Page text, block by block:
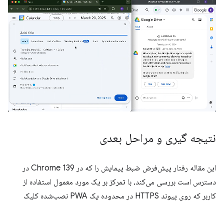
نتیجه گیری و مراحل بعدی
این مقاله رفتار پیش‌فرض ضبط پیمایش را که در Chrome 139 در
دسترس است بررسی می‌کند، با تمرکز بر یک مورد معمول استفاده از
کاربر که روی پیوند HTTPS در محدوده یک PWA نصب‌شده کلیک